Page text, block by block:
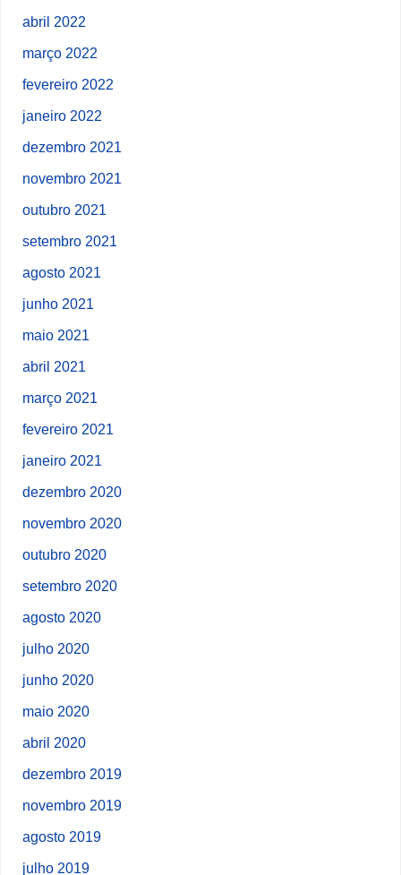
abril 2022
março 2022
fevereiro 2022
janeiro 2022
dezembro 2021
novembro 2021
outubro 2021
setembro 2021
agosto 2021
junho 2021
maio 2021
abril 2021
março 2021
fevereiro 2021
janeiro 2021
dezembro 2020
novembro 2020
outubro 2020
setembro 2020
agosto 2020
julho 2020
junho 2020
maio 2020
abril 2020
dezembro 2019
novembro 2019
agosto 2019
julho 2019